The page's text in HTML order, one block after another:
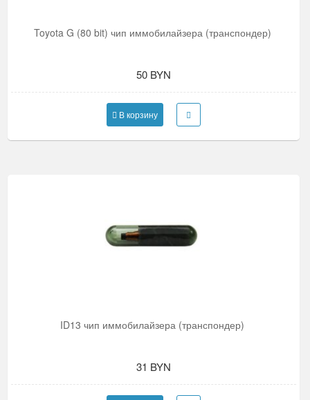
Toyota G (80 bit) чип иммобилайзера (транспондер)
50 BYN
В корзину
ID13 чип иммобилайзера (транспондер)
31 BYN